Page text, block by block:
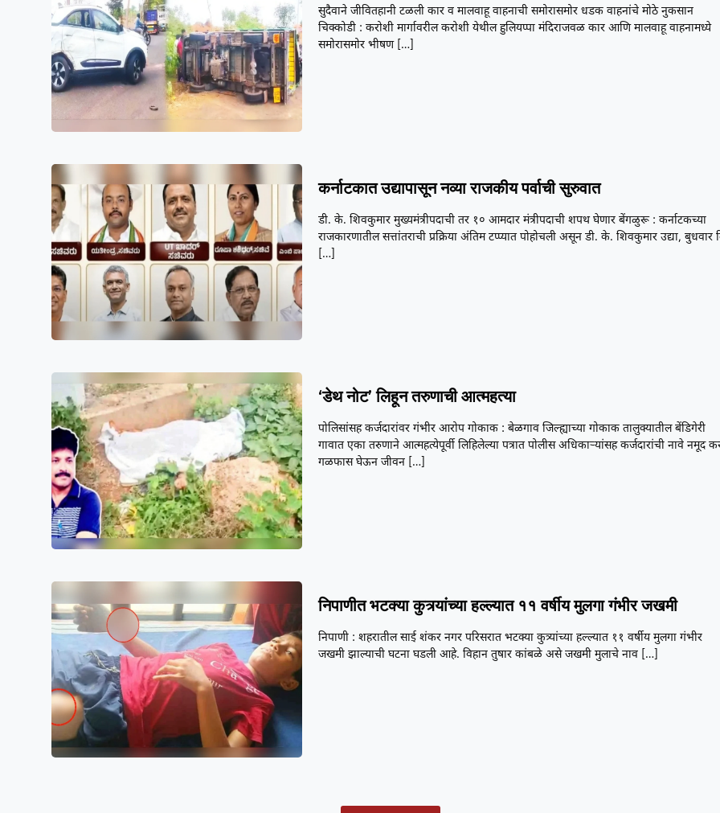
सुदैवाने जीवितहानी टळली कार व मालवाहू वाहनाची समोरासमोर धडक वाहनांचे मोठे नुकसान
चिक्कोडी : करोशी मार्गावरील करोशी येथील हुलियप्पा मंदिराजवळ कार आणि मालवाहू वाहनामध्ये
समोरासमोर भीषण[…]
कर्नाटकात उद्यापासून नव्या राजकीय पर्वाची सुरुवात
डी. के. शिवकुमार मुख्यमंत्रीपदाची तर १० आमदार मंत्रीपदाची शपथ घेणार बेंगळुरू : कर्नाटकच्या
राजकारणातील सत्तांतराची प्रक्रिया अंतिम टप्प्यात पोहोचली असून डी. के. शिवकुमार उद्या, बुधवार
[…]
‘डेथ नोट’ लिहून तरुणाची आत्महत्या
पोलिसांसह कर्जदारांवर गंभीर आरोप गोकाक : बेळगाव जिल्ह्याच्या गोकाक तालुक्यातील बेंडिगेरी
गावात एका तरुणाने आत्महत्येपूर्वी लिहिलेल्या पत्रात पोलीस अधिकाऱ्यांसह कर्जदारांची नावे नमूद
गळफास घेऊन जीवन […]
निपाणीत भटक्या कुत्र्यांच्या हल्ल्यात ११ वर्षीय मुलगा गंभीर जखमी
निपाणी : शहरातील साई शंकर नगर परिसरात भटक्या कुत्र्यांच्या हल्ल्यात ११ वर्षीय मुलगा गंभीर
जखमी झाल्याची घटना घडली आहे. विहान तुषार कांबळे असे जखमी मुलाचे नाव […]